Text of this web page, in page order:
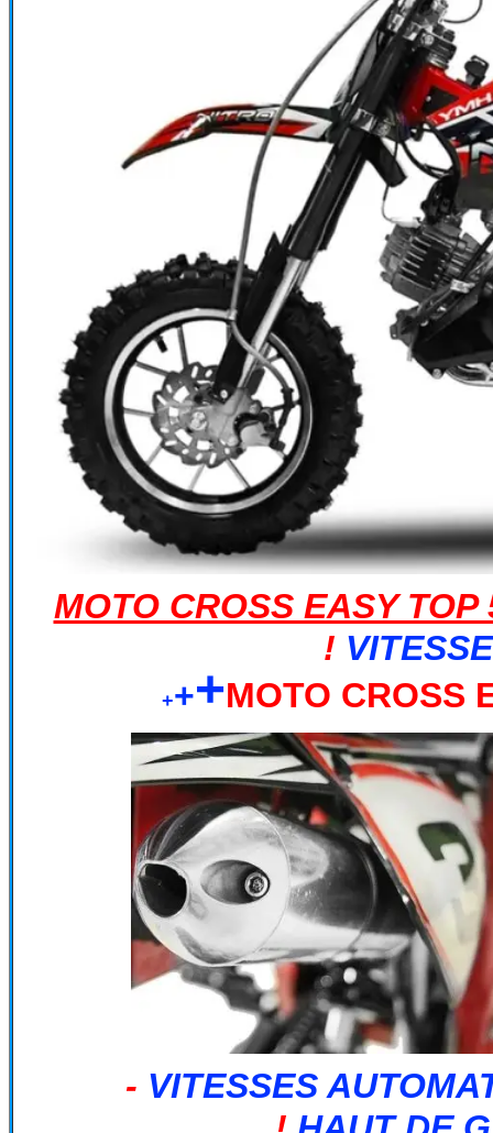
MOTO CROSS EASY TOP
!
+++MOTO CROSS
- VITESSES